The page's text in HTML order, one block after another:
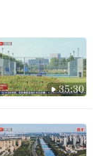
35:30